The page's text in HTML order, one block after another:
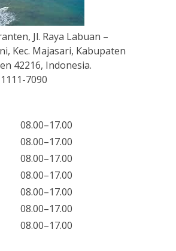
Jl. Raya Labuan –
Kec. Majasari, Kabupaten
42216, Indonesia.
7090
08.00–17.00
08.00–17.00
08.00–17.00
08.00–17.00
08.00–17.00
08.00–17.00
08.00–17.00